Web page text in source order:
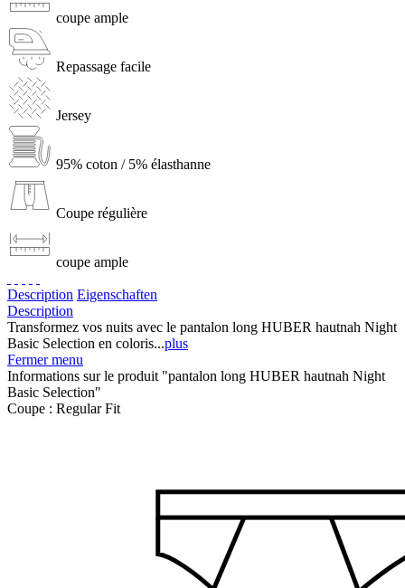
coupe ample
Repassage facile
Jersey
95% coton / 5% élasthanne
Coupe régulière
coupe ample
Description Eigenschaften
Description
Transformez vos nuits avec le pantalon long HUBER hautnah Night
Basic Selection en coloris...plus
Fermer menu
Informations sur le produit "pantalon long HUBER hautnah Night
Basic Selection"
Coupe : Regular Fit